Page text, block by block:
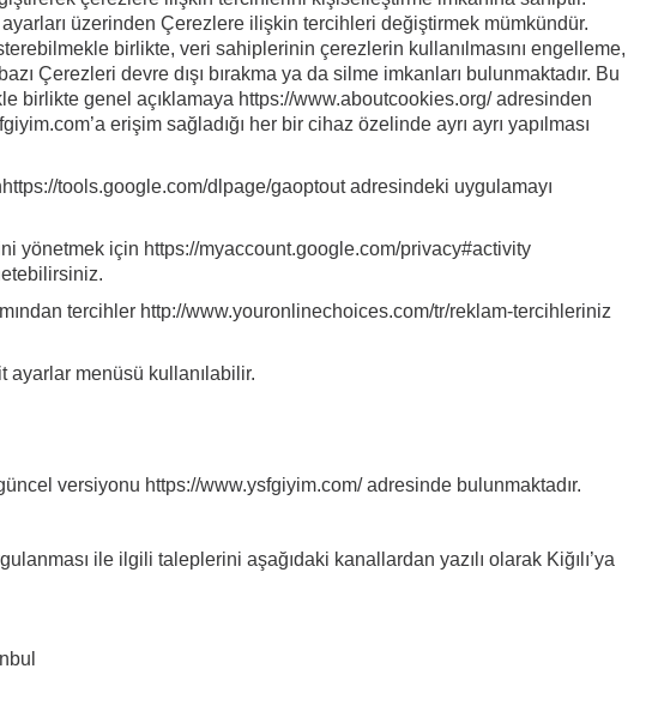
ayarları üzerinden Çerezlere ilişkin tercihleri değiştirmek mümkündür.
birlikte, veri sahiplerinin çerezlerin kullanılmasını engelleme,
Çerezleri devre dışı bırakma ya da silme imkanları bulunmaktadır. Bu
birlikte genel açıklamaya https://www.aboutcookies.org/ adresinden
erişim sağladığı her bir cihaz özelinde ayrı ayrı yapılması
tools.google.com/dlpage/gaoptout adresindeki uygulamayı
için https://myaccount.google.com/privacy#activity
tercihler http://www.youronlinechoices.com/tr/reklam-tercihleriniz
menüsü kullanılabilir.
versiyonu https://www.ysfgiyim.com/ adresinde bulunmaktadır.
ile ilgili taleplerini aşağıdaki kanallardan yazılı olarak Kiğılı’ya